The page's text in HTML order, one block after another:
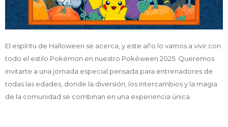
El espíritu de Halloween se acerca, y este año lo vamos a vivir con
todo el estilo Pokémon en nuestro Pokéween 2025. Queremos
invitarte a una jornada especial pensada para entrenadores de
todas las edades, donde la diversión, los intercambios y la magia
de la comunidad se combinan en una experiencia única.